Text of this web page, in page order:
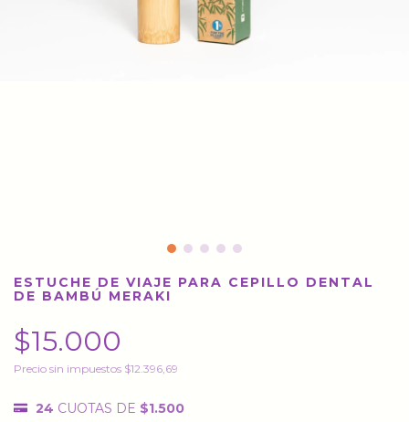
ESTUCHE DE VIAJE PARA CEPILLO DENTAL
DE BAMBÚ MERAKI
$15.000
Precio sin impuestos $12.396,69
24 CUOTAS DE $1.500